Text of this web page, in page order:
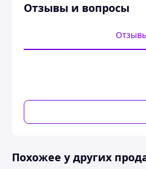
и осуществления отпаек, а
Тип арматуры СИП: Зажим
Материал: Алюминий
Антикоррозийная защита –
Диаметр проводника max,
Отзывы и вопросы
Похожее у других